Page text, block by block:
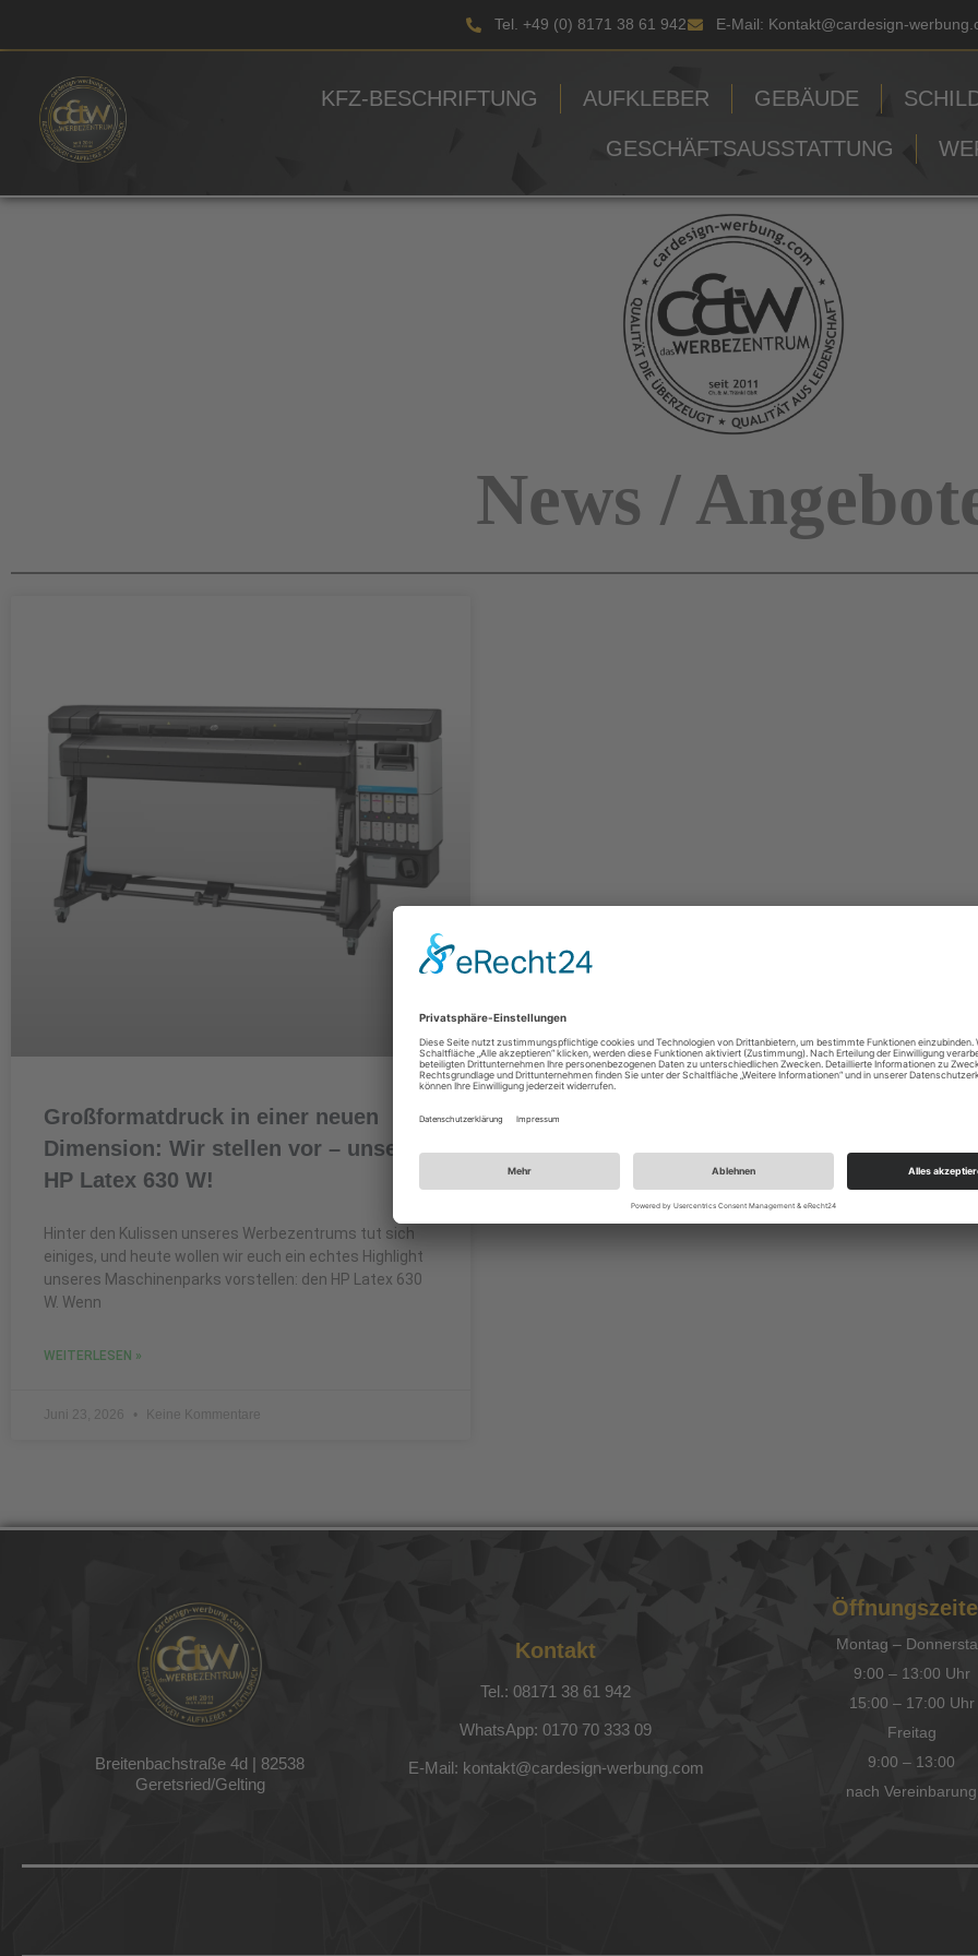
Tel. +49 (0) 8171 38 61 942 E-Mail: Kontakt@cardesign-
KFZ-BESCHRIFTUNG AUFKLEBER GEBÄUDE
GESCHÄFTSAUSSTATTUNG
News /
Großformatdruck in einer neuen
Dimension: Wir stellen vor – unser
HP Latex 630 W!
Hinter den Kulissen unseres Werbezentrums tut sich
einiges, und heute wollen wir euch ein echtes Highlight
unseres Maschinenparks vorstellen: den HP Latex 630
W. Wenn
WEITERLESEN »
Juni 23, 2026 Keine Kommentare
Breitenbachstraße 4d | 82538
Geretsried/Gelting
Kontakt
Tel.: 08171 38 61 942
WhatsApp: 0170 70 333 09
E-Mail: kontakt@cardesign-werbung.com
Montag –
9:00 – 13:00 Uhr
15:00 – 17:00 Uhr
Freitag
9:00 – 13:00
nach Vereinbarung